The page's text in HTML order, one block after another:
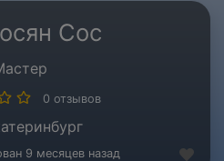
Сос
0 отзывов
9 месяцев назад